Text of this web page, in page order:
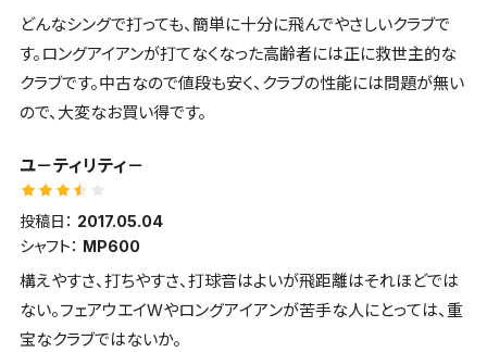
どんなシングで打っても、簡単に十分に飛んでやさしいクラブで
す。ロングアイアンが打てなくなった高齢者には正に救世主的な
クラブです。中古なので値段も安く、クラブの性能には問題が無い
ので、大変なお買い得です。
ユ－ティリティ－
投稿日： 2017.05.04
シャフト： MP600
構えやすさ、打ちやすさ、打球音はよいが飛距離はそれほどでは
ない。フェアウエイWやロングアイアンが苦手な人にとっては、重
宝なクラブではないか。